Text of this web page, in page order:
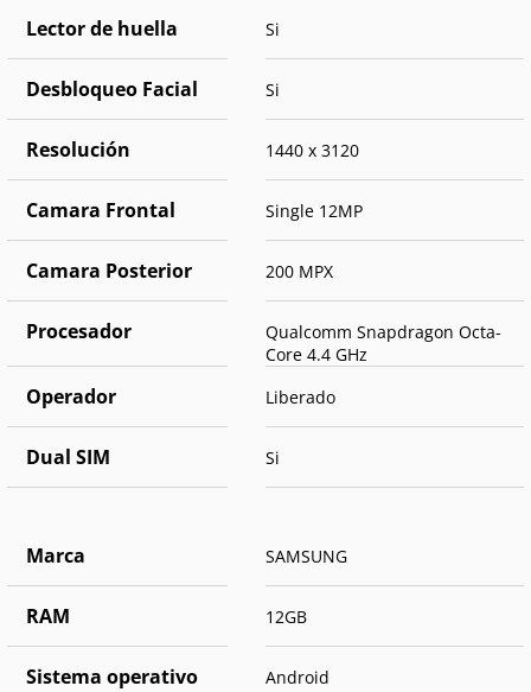
Lector de huella Si
Desbloqueo Facial Si
Resolución 1440 x 3120
Camara Frontal Single 12MP
Camara Posterior 200 MPX
Procesador
Qualcomm Snapdragon Octa-
Core 4.4 GHz
Operador Liberado
Dual SIM Si
Marca SAMSUNG
RAM 12GB
Sistema operativo Android